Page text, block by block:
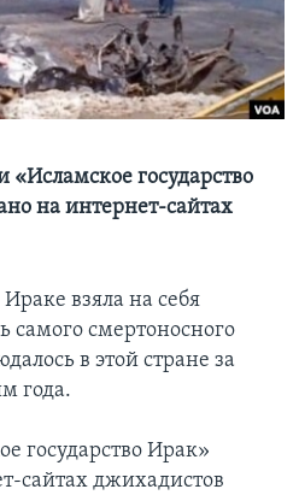
«Исламское государство
на интернет-сайтах
взяла на себя
самого смертоносного
в этой стране за
года.
государство Ирак»
сайтах джихадистов